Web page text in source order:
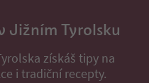
Jižním Tyrolsku
získáš tipy na
i tradiční recepty.